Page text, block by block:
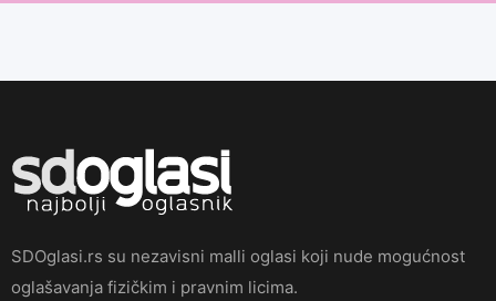
SDOglasi.rs su nezavisni malli oglasi koji nude mogućnost
oglašavanja fizičkim i pravnim licima.